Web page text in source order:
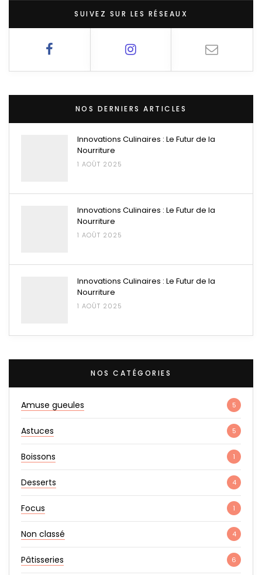
SUIVEZ SUR LES RÉSEAUX
NOS DERNIERS ARTICLES
Innovations Culinaires : Le Futur de la
Nourriture
1 AOÛT 2025
Innovations Culinaires : Le Futur de la
Nourriture
1 AOÛT 2025
Innovations Culinaires : Le Futur de la
Nourriture
1 AOÛT 2025
NOS CATÉGORIES
Amuse gueules 5
Astuces 5
Boissons 1
Desserts 4
Focus 1
Non classé 4
Pâtisseries 6